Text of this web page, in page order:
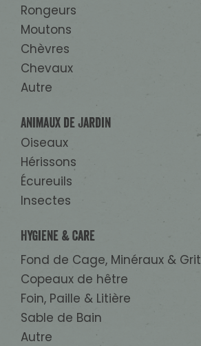
Rongeurs
Moutons
Chèvres
Chevaux
Autre
Animaux de Jardin
Oiseaux
Hérissons
Écureuils
Insectes
Hygiene & Care
Fond de Cage, Minéraux & Grit
Copeaux de hêtre
Foin, Paille & Litière
Sable de Bain
Autre